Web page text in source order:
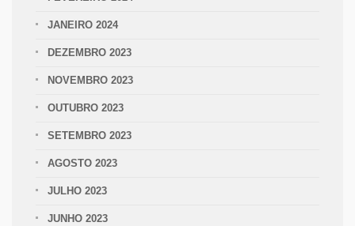
JANEIRO 2024
DEZEMBRO 2023
NOVEMBRO 2023
OUTUBRO 2023
SETEMBRO 2023
AGOSTO 2023
JULHO 2023
JUNHO 2023